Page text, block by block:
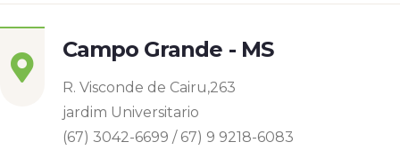
Campo Grande - MS
R. Visconde de Cairu,263
jardim Universitario
(67) 3042-6699 / 67) 9 9218-6083